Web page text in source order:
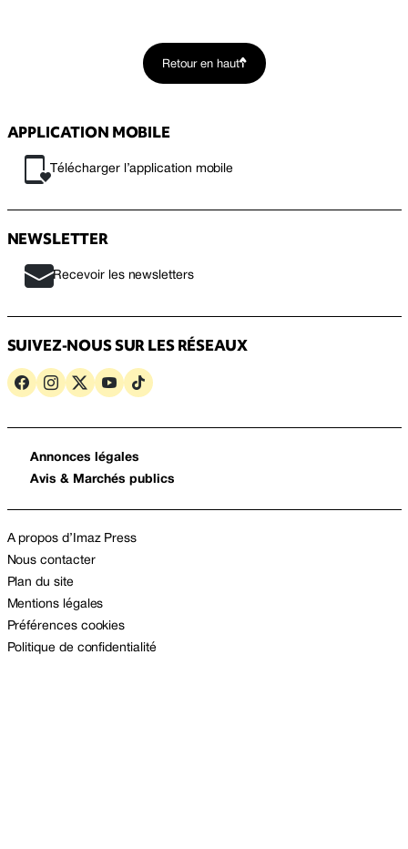
Retour en haut
APPLICATION MOBILE
Télécharger l’application mobile
NEWSLETTER
Recevoir les newsletters
SUIVEZ-NOUS SUR LES RÉSEAUX
Annonces légales
Avis & Marchés publics
A propos d’Imaz Press
Nous contacter
Plan du site
Mentions légales
Préférences cookies
Politique de confidentialité